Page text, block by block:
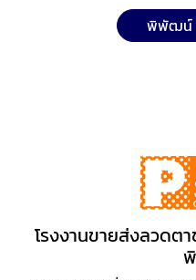
พิพัฒน์
โรงงานขายส่งลวดต